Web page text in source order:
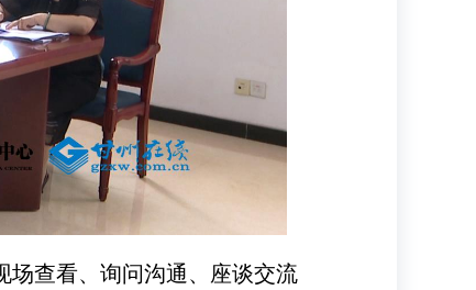
查看、询问沟通、座谈交流